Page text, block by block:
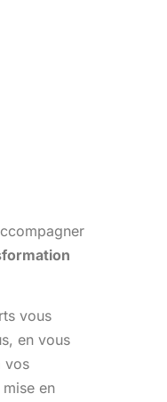
vous
en vous
vos
en